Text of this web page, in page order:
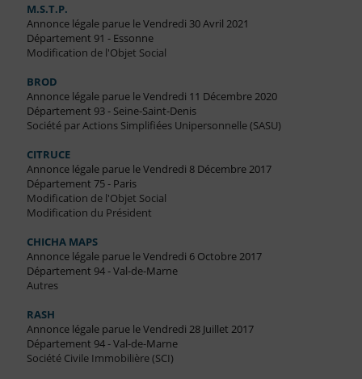
M.S.T.P.
Annonce légale parue le Vendredi 30 Avril 2021
Département 91 - Essonne
Modification de l'Objet Social
BROD
Annonce légale parue le Vendredi 11 Décembre 2020
Département 93 - Seine-Saint-Denis
Société par Actions Simplifiées Unipersonnelle (SASU)
CITRUCE
Annonce légale parue le Vendredi 8 Décembre 2017
Département 75 - Paris
Modification de l'Objet Social
Modification du Président
CHICHA MAPS
Annonce légale parue le Vendredi 6 Octobre 2017
Département 94 - Val-de-Marne
Autres
RASH
Annonce légale parue le Vendredi 28 Juillet 2017
Département 94 - Val-de-Marne
Société Civile Immobilière (SCI)